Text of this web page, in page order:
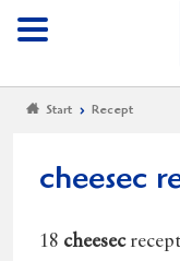
Meny
Start Recept
cheesec
18 cheesec